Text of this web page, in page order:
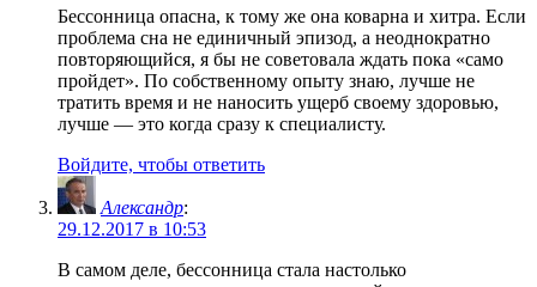
Бессонница опасна, к тому же она коварна и хитра. Если
проблема сна не единичный эпизод, а неоднократно
повторяющийся, я бы не советовала ждать пока «само
пройдет». По собственному опыту знаю, лучше не
тратить время и не наносить ущерб своему здоровью,
лучше — это когда сразу к специалисту.
Войдите, чтобы ответить
Александр:
29.12.2017 в 10:53
В самом деле, бессонница стала настолько